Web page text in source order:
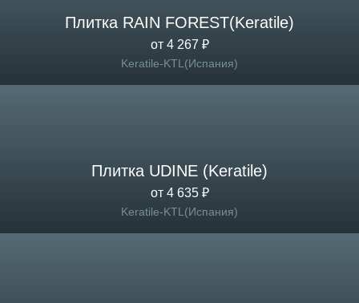
Плитка RAIN FOREST(Keratile)
от 4 267 ₽
Keratile-KTL(Испания)
Плитка UDINE (Keratile)
от 4 635 ₽
Keratile-KTL(Испания)